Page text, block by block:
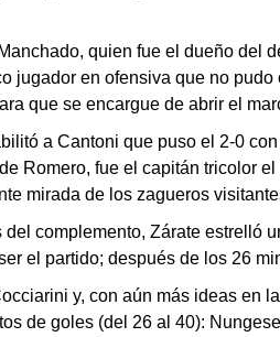
quien fue el dueño del
jugador en ofensiva que no pudo
que se encargue de abrir el
a Cantoni que puso el 2-0
Romero, fue el capitán tricolor
mirada de los zagueros
complemento, Zárate estrelló
el partido; después de los 26
y, con aún más ideas en
de goles (del 26 al 40):